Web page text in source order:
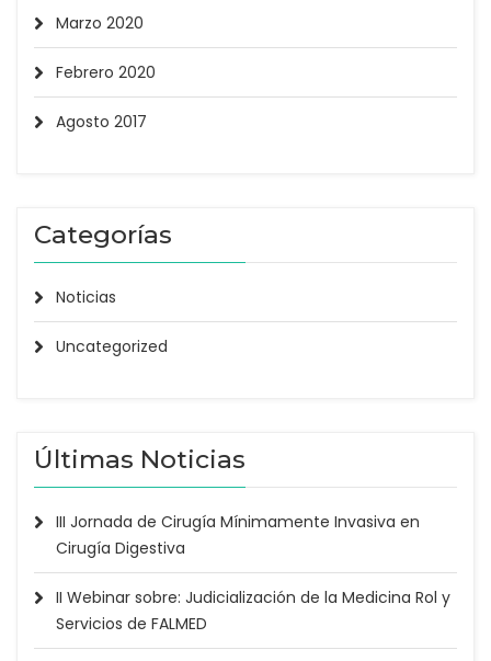
Marzo 2020
Febrero 2020
Agosto 2017
Categorías
Noticias
Uncategorized
Últimas Noticias
III Jornada de Cirugía Mínimamente Invasiva en
Cirugía Digestiva
II Webinar sobre: Judicialización de la Medicina Rol y
Servicios de FALMED